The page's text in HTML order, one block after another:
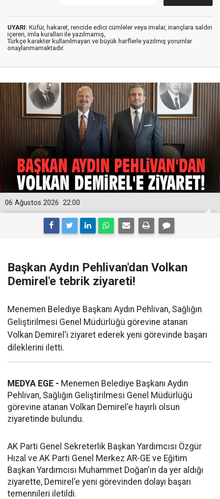
UYARI: Küfür, hakaret, rencide edici cümleler veya imalar, inançlara saldırı
içeren, imla kuralları ile yazılmamış,
Türkçe karakter kullanılmayan ve büyük harflerle yazılmış yorumlar
onaylanmamaktadır.
22:00
06 Ağustos 2026
Başkan Aydın Pehlivan'dan Volkan
Demirel'e tebrik ziyareti!
Menemen Belediye Başkanı Aydın Pehlivan, Sağlığın
Geliştirilmesi Genel Müdürlüğü görevine atanan
Volkan Demirel'i ziyaret ederek yeni görevinde başarı
dileklerini iletti.
MEDYA EGE - Menemen Belediye Başkanı Aydın
Pehlivan, Sağlığın Geliştirilmesi Genel Müdürlüğü
görevine atanan Volkan Demirel'e hayırlı olsun
ziyaretinde bulundu.
AK Parti Genel Sekreterlik Başkan Yardımcısı Özgür
Hızal ve AK Parti Genel Merkez AR-GE ve Eğitim
Başkan Yardımcısı Muhammet Doğan'ın da yer aldığı
ziyarette, Demirel'e yeni görevinden dolayı başarı
temennileri iletildi.